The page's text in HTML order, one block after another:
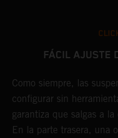
FÁCIL AJUSTE
Como siempre, las
configurar sin
garantiza que salgas a
En la parte trasera, una